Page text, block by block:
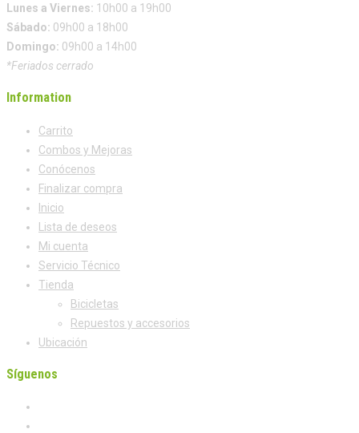
Lunes a Viernes: 10h00 a 19h00
Sábado: 09h00 a 18h00
Domingo: 09h00 a 14h00
*Feriados cerrado
Information
Carrito
Combos y Mejoras
Conócenos
Finalizar compra
Inicio
Lista de deseos
Mi cuenta
Servicio Técnico
Tienda
Bicicletas
Repuestos y accesorios
Ubicación
Síguenos